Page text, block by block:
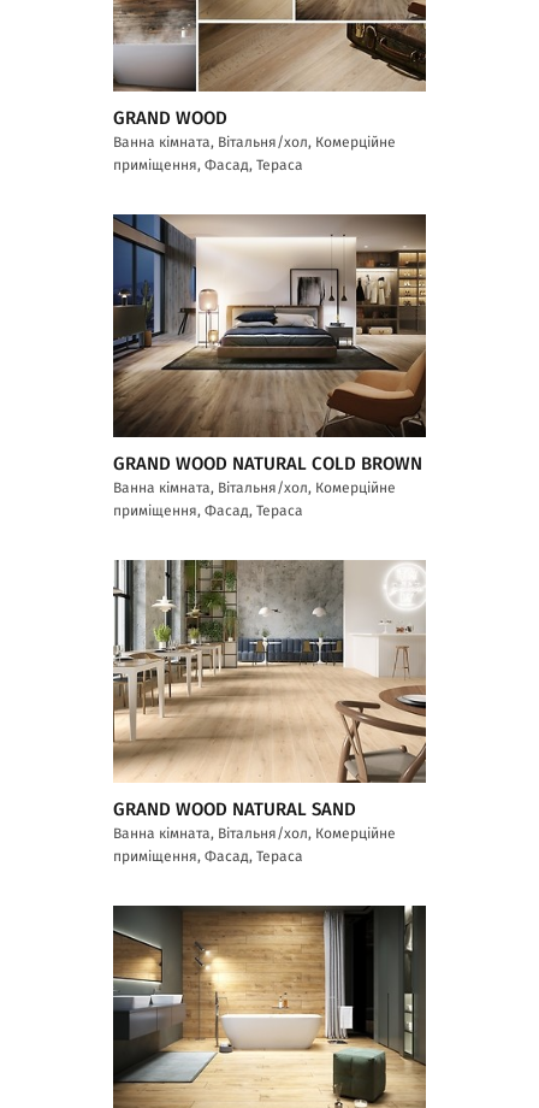
GRAND WOOD
Ванна кімната, Вітальня/хол, Комерційне
приміщення, Фасад, Тераса
GRAND WOOD NATURAL COLD BROWN
Ванна кімната, Вітальня/хол, Комерційне
приміщення, Фасад, Тераса
GRAND WOOD NATURAL SAND
Ванна кімната, Вітальня/хол, Комерційне
приміщення, Фасад, Тераса